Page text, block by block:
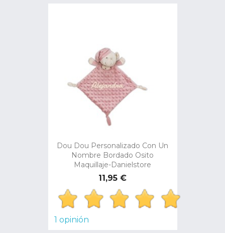
Dou Dou Personalizado Con Un
Nombre Bordado Osito
Maquillaje-Danielstore
Precio
11,95 €
1 opinión